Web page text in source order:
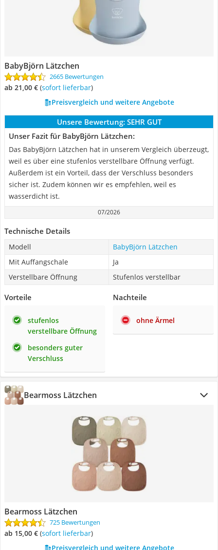
BabyBjörn Lätzchen
2665 Bewertungen
ab 21,00 € ( Sofort lieferbar)
Preisvergleich und weitere Angebote
Unsere Bewertung: SEHR GUT
Unser Fazit für BabyBjörn Lätzchen:
Das BabyBjörn Lätzchen hat in unserem Vergleich überzeugt,
weil es über eine stufenlos verstellbare Öffnung verfügt.
Außerdem ist ein Vorteil, dass der Verschluss besonders
sicher ist. Zudem können wir es empfehlen, weil es
wasserdicht ist.
07/2026
Technische Details
Modell
BabyBjörn Lätzchen
Mit Auffangschale
Ja
Verstellbare Öffnung
Stufenlos verstellbar
Vorteile
stufenlos
verstellbare Öffnung
besonders guter
Verschluss
Nachteile
ohne Ärmel
Bearmoss Lätzchen
Bearmoss Lätzchen
725 Bewertungen
ab 15,00 € ( Sofort lieferbar)
Preisvergleich und weitere Angebote